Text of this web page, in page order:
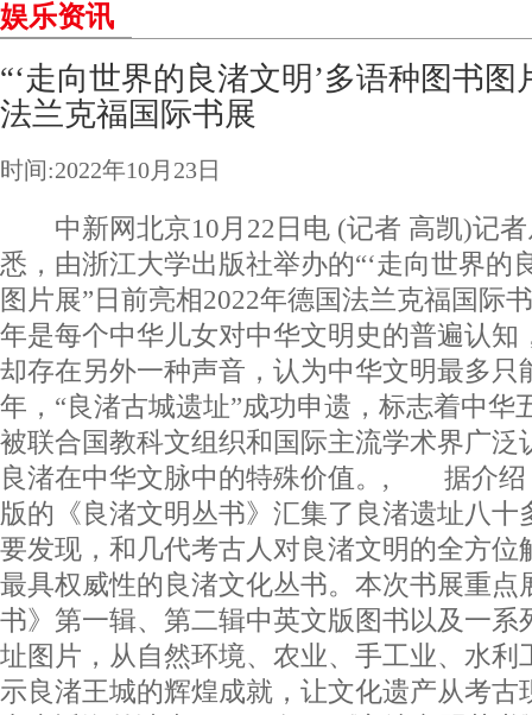
娱乐资讯
“‘走向世界的良渚文明’多语种图书图
法兰克福国际书展
时间:2022年10月23日
中新网北京10月22日电 (记者 高凯)记者
悉，由浙江大学出版社举办的“‘走向世界的
图片展”日前亮相2022年德国法兰克福国
年是每个中华儿女对中华文明史的普遍认知
却存在另外一种声音，认为中华文明最多只
年，“良渚古城遗址”成功申遗，标志着中华
被联合国教科文组织和国际主流学术界广泛
良渚在中华文脉中的特殊价值。, 据介绍
版的《良渚文明丛书》汇集了良渚遗址八十
要发现，和几代考古人对良渚文明的全方位
最具权威性的良渚文化丛书。本次书展重点
书》第一辑、第二辑中英文版图书以及一系
址图片，从自然环境、农业、手工业、水利
示良渚王城的辉煌成就，让文化遗产从考古